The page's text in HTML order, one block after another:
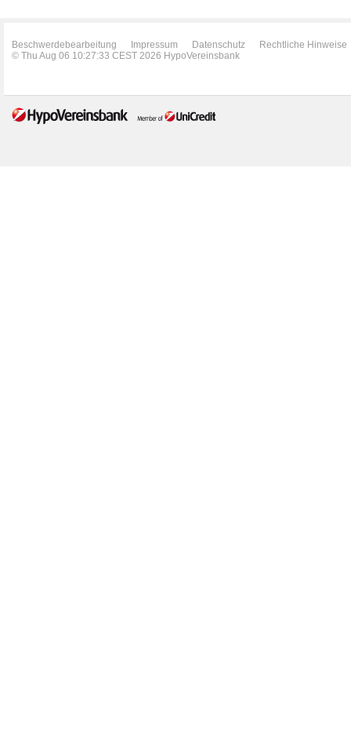
Beschwerdebearbeitung Impressum Datenschutz
Rechtliche Hinweise
© Thu Aug 06 10:27:33 CEST 2026 HypoVereinsbank